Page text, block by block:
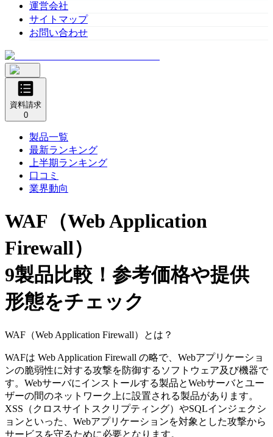
運営会社
サイトマップ
お問い合わせ
資料請求
0
製品一覧
最新ランキング
上半期ランキング
口コミ
業界動向
WAF（Web Application
Firewall）
9製品比較！参考価格や提供
形態をチェック
WAF（Web Application Firewall）とは？
WAFは Web Application Firewall の略で、Webアプリケーショ
ンの脆弱性に対する攻撃を防御するソフトウェア及び機器で
す。Webサーバにインストールする製品とWebサーバとユー
ザーの間のネットワーク上に設置される製品があります。
XSS（クロスサイトスクリプティング）やSQLインジェクシ
ョンといった、Webアプリケーションを対象とした攻撃から
サービスを守るために必要となります。